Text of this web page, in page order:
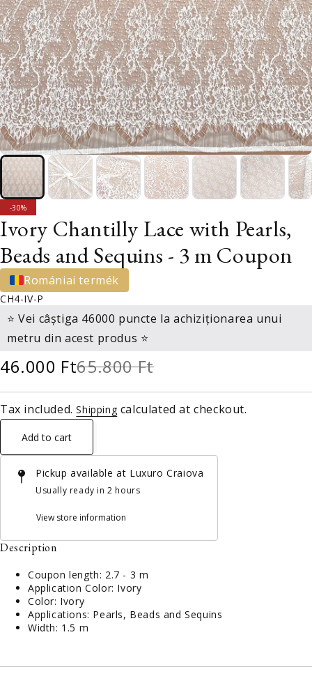
SALE
-30%
Ivory Chantilly Lace with Pearls,
Beads and Sequins - 3 m Coupon
Romániai termék
CH4-IV-P
⭐ Vei câștiga 46000 puncte la achiziționarea unui
metru din acest produs ⭐
46.000 Ft65.800 Ft
Tax included.Shipping calculated at checkout.
Add to cart
Pickup available at Luxuro Craiova
Usually ready in 2 hours
View store information
Description
Coupon length: 2.7 - 3 m
Application Color: Ivory
Color: Ivory
Applications: Pearls, Beads and Sequins
Width: 1.5 m